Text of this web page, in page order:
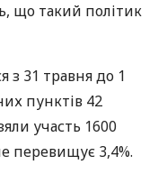
що такий політик
з 31 травня до 1
пунктів 42
участь 1600
перевищує 3,4%.